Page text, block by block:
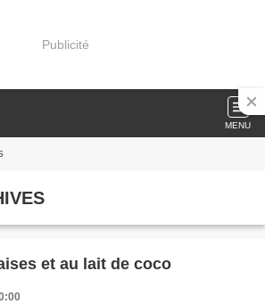
Publicité
MENU
et au lait de coco